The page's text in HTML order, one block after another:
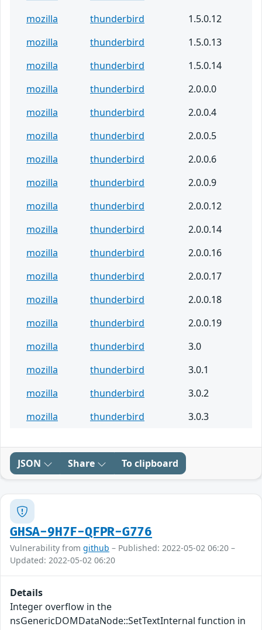
mozilla
thunderbird
1.5.0.12
mozilla
thunderbird
1.5.0.13
mozilla
thunderbird
1.5.0.14
mozilla
thunderbird
2.0.0.0
mozilla
thunderbird
2.0.0.4
mozilla
thunderbird
2.0.0.5
mozilla
thunderbird
2.0.0.6
mozilla
thunderbird
2.0.0.9
mozilla
thunderbird
2.0.0.12
mozilla
thunderbird
2.0.0.14
mozilla
thunderbird
2.0.0.16
mozilla
thunderbird
2.0.0.17
mozilla
thunderbird
2.0.0.18
mozilla
thunderbird
2.0.0.19
mozilla
thunderbird
3.0
mozilla
thunderbird
3.0.1
mozilla
thunderbird
3.0.2
mozilla
thunderbird 3.0.3
JSON Share To clipboard
GHSA-9H7F-QFPR-G776
Vulnerability from github – Published: 2022-05-02 06:20 –
Updated: 2022-05-02 06:20
Details
Integer overflow in the
nsGenericDOMDataNode::SetTextInternal function in